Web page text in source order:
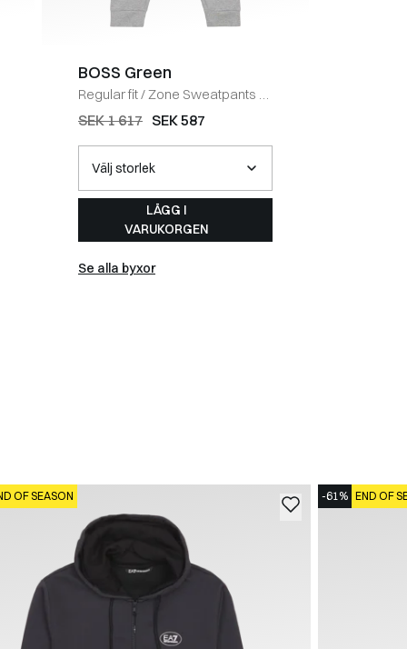
BOSS Green
Regular fit/Zone Sweatpants /
GRÅ
SEK 1 617 SEK 587
LÄGG I
VARUKORGEN
Se alla byxor
OF SEASON -61% END OF